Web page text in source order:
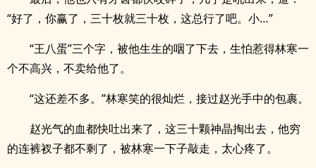
“好了，你赢了，三十枚就三十枚，这总行了吧。小…”
“王八蛋”三个字，被他生生的咽了下去，生怕惹得林寒一
个不高兴，不卖给他了。
“这还差不多。”林寒笑的很灿烂，接过赵光手中的包裹。
赵光气的血都快吐出来了，这三十颗神晶掏出去，他穷
的连裤衩子都不剩了，被林寒一下子敲走，太心疼了。